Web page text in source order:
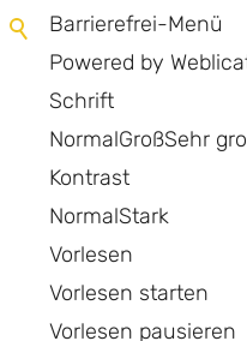
Barrierefrei-Menü
Powered by
Schrift
NormalGroßSehr
Kontrast
NormalStark
Vorlesen
Vorlesen starten
Vorlesen pausieren